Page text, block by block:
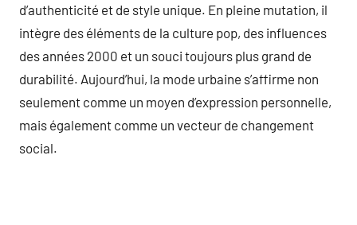
d’authenticité et de style unique. En pleine mutation, il
intègre des éléments de la culture pop, des influences
des années 2000 et un souci toujours plus grand de
durabilité. Aujourd’hui, la mode urbaine s’affirme non
seulement comme un moyen d’expression personnelle,
mais également comme un vecteur de changement
social.